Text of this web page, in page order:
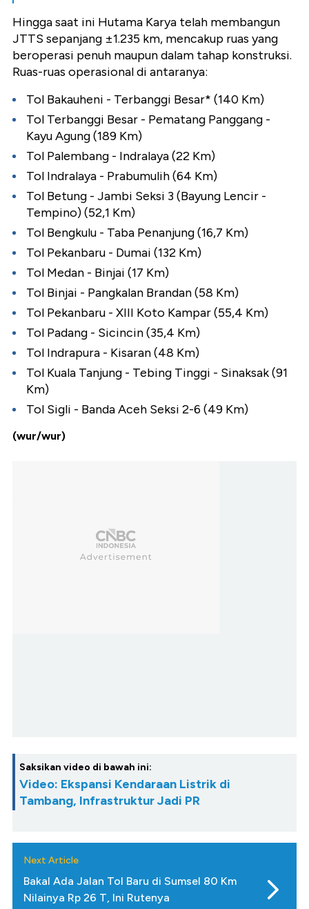
Hingga saat ini Hutama Karya telah membangun
JTTS sepanjang ±1.235 km, mencakup ruas yang
beroperasi penuh maupun dalam tahap konstruksi.
Ruas-ruas operasional di antaranya:
Tol Bakauheni - Terbanggi Besar* (140 Km)
Tol Terbanggi Besar - Pematang Panggang -
Kayu Agung (189 Km)
Tol Palembang - Indralaya (22 Km)
Tol Indralaya - Prabumulih (64 Km)
Tol Betung - Jambi Seksi 3 (Bayung Lencir -
Tempino) (52,1 Km)
Tol Bengkulu - Taba Penanjung (16,7 Km)
Tol Pekanbaru - Dumai (132 Km)
Tol Medan - Binjai (17 Km)
Tol Binjai - Pangkalan Brandan (58 Km)
Tol Pekanbaru - XIII Koto Kampar (55,4 Km)
Tol Padang - Sicincin (35,4 Km)
Tol Indrapura - Kisaran (48 Km)
Tol Kuala Tanjung - Tebing Tinggi - Sinaksak (91
Km)
Tol Sigli - Banda Aceh Seksi 2-6 (49 Km)
(wur/wur)
Saksikan video di bawah ini:
Video: Ekspansi Kendaraan Listrik di
Tambang, Infrastruktur Jadi PR
Next Article
Bakal Ada Jalan Tol Baru di Sumsel 80 Km
Nilainya Rp 26 T, Ini Rutenya